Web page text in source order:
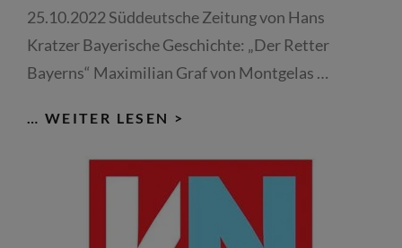
25.10.2022 Süddeutsche Zeitung von Hans
Kratzer Bayerische Geschichte: „Der Retter
Bayerns“ Maximilian Graf von Montgelas …
… WEITER LESEN >
GESCHICHTE
RETTER